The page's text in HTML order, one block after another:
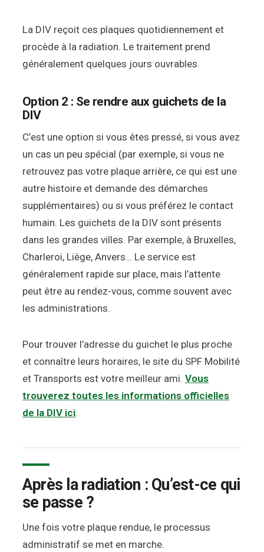
La DIV reçoit ces plaques quotidiennement et
procède à la radiation. Le traitement prend
généralement quelques jours ouvrables.
Option 2 : Se rendre aux guichets de la
DIV
C’est une option si vous êtes pressé, si vous avez
un cas un peu spécial (par exemple, si vous ne
retrouvez pas votre plaque arrière, ce qui est une
autre histoire et demande des démarches
supplémentaires) ou si vous préférez le contact
humain. Les guichets de la DIV sont présents
dans les grandes villes. Par exemple, à Bruxelles,
Charleroi, Liège, Anvers… Le service est
généralement rapide sur place, mais l’attente
peut être au rendez-vous, comme souvent avec
les administrations.
Pour trouver l’adresse du guichet le plus proche
et connaître leurs horaires, le site du SPF Mobilité
et Transports est votre meilleur ami. Vous
trouverez toutes les informations officielles
de la DIV ici.
Après la radiation : Qu’est-ce qui
se passe ?
Une fois votre plaque rendue, le processus
administratif se met en marche.